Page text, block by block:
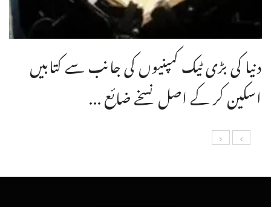
دنیا کی بڑی ٹیک کمپنیوں کی جانب سے کتابیں
اسکین کر کے اصل نسخے ضائع ...